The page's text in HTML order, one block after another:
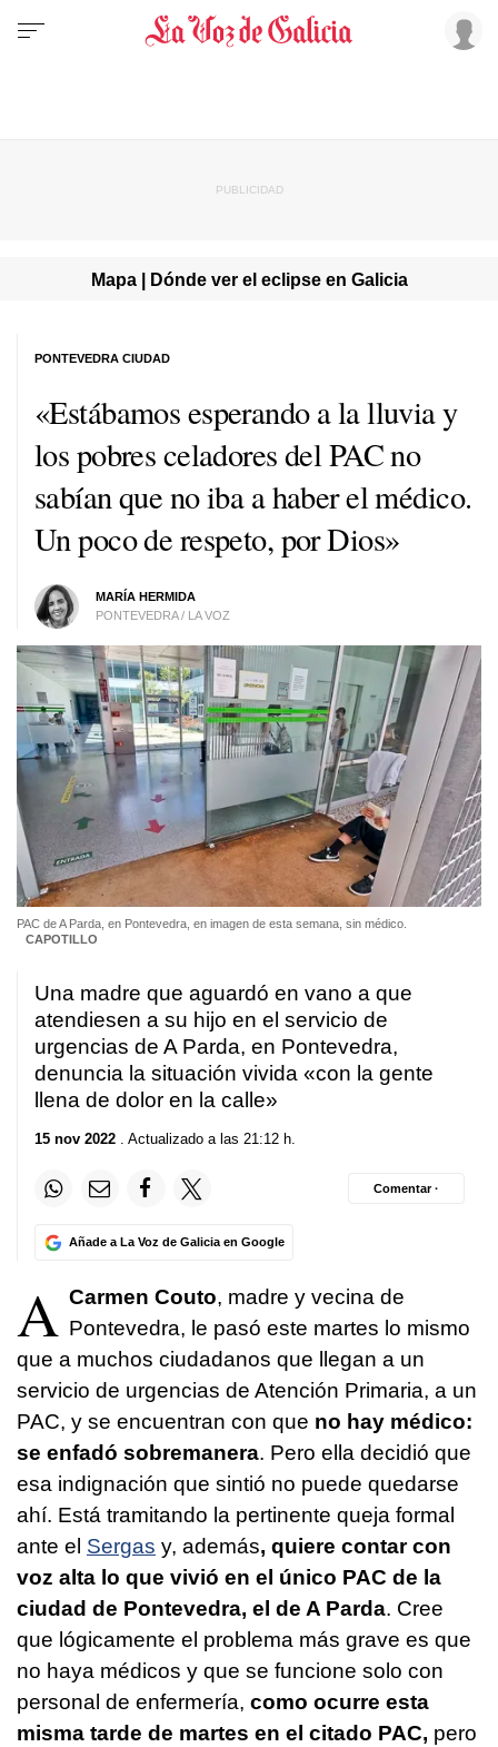
Mapa | Dónde ver el eclipse en Galicia
«Estábamos esperando a la lluvia y
los pobres celadores del PAC no
sabían que no iba a haber el médico.
Un poco de respeto, por Dios»
MARÍA HERMIDA
PONTEVEDRA / LA VOZ
PONTEVEDRA CIUDAD
PAC de A Parda, en Pontevedra, en imagen de esta semana, sin médico.
CAPOTILLO
Una madre que aguardó en vano a que
atendiesen a su hijo en el servicio de
urgencias de A Parda, en Pontevedra,
denuncia la situación vivida «con la gente
llena de dolor en la calle»
15 nov 2022 . Actualizado a las 21:12 h.
Añade a La Voz de Galicia en Google
Comentar ·
A Carmen Couto, madre y vecina de
Pontevedra, le pasó este martes lo mismo
que a muchos ciudadanos que llegan a un
servicio de urgencias de Atención Primaria, a un
PAC, y se encuentran con que no hay médico:
se enfadó sobremanera. Pero ella decidió que
esa indignación que sintió no puede quedarse
ahí. Está tramitando la pertinente queja formal
ante el Sergas y, además, quiere contar con
voz alta lo que vivió en el único PAC de la
ciudad de Pontevedra, el de A Parda. Cree
que lógicamente el problema más grave es que
no haya médicos y que se funcione solo con
personal de enfermería, como ocurre esta
misma tarde de martes en el citado PAC, pero